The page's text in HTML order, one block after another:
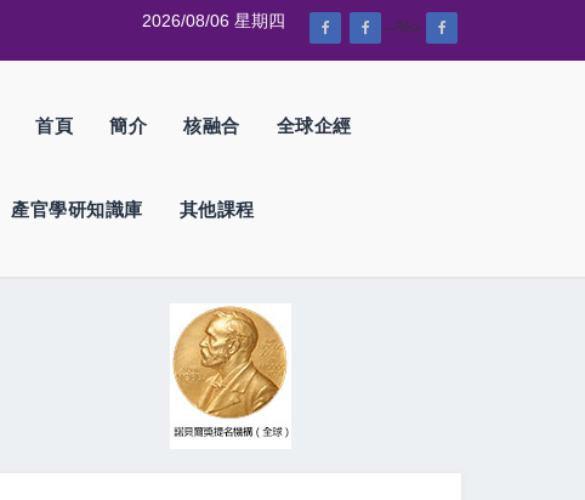
--%>
2026/08/06 星期四
首頁 簡介 核融合 全球企經
產官學研知識庫 其他課程